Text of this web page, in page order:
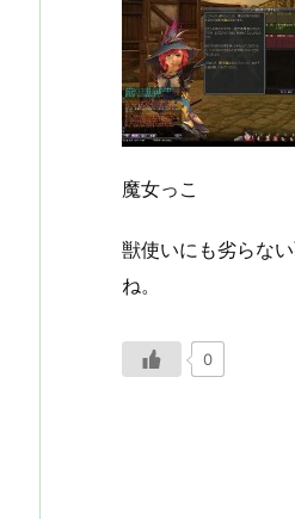
魔女っこ
獣使いにも劣らな
ね。
0